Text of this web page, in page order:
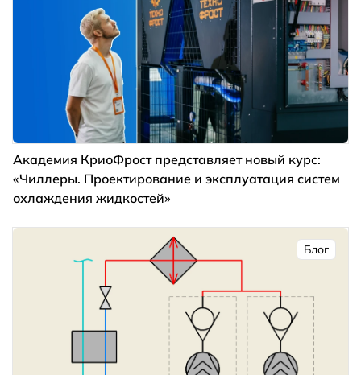
Академия КриоФрост представляет новый курс:
«Чиллеры. Проектирование и эксплуатация систем
охлаждения жидкостей»
Блог